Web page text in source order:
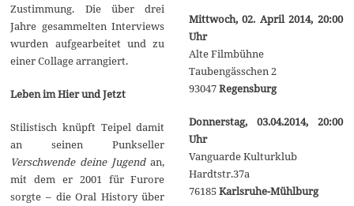
Zustimmung. Die über drei
Jahre gesammelten Interviews
wurden aufgearbeitet und zu
einer Collage arrangiert.
Leben im Hier und Jetzt
Stilistisch knüpft Teipel damit
an seinen Punkseller
Verschwende deine Jugendan,
mit dem er 2001 für Furore
sorgte – die Oral History über
Mittwoch, 02. April 2014, 20:00
Uhr
Alte Filmbühne
Taubengässchen 2
93047Regensburg
Donnerstag, 03.04.2014, 20:00
Uhr
Vanguarde Kulturklub
Hardtstr.37a
76185Karlsruhe-Mühlburg